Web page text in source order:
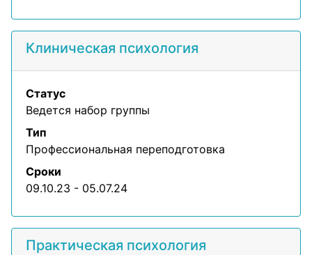
Клиническая психология
Статус
Ведется набор группы
Тип
Профессиональная переподготовка
Сроки
09.10.23 - 05.07.24
Практическая психология